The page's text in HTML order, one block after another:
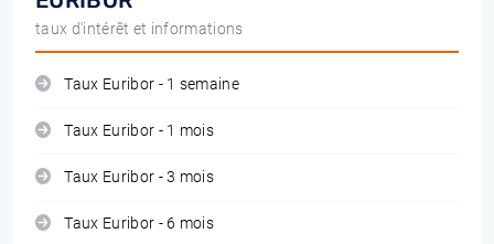
taux d'intérêt et informations
Taux Euribor - 1 semaine
Taux Euribor - 1 mois
Taux Euribor - 3 mois
Taux Euribor - 6 mois